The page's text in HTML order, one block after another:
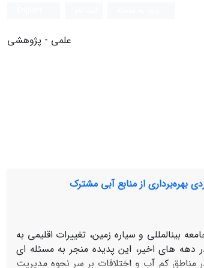
علمی - پژوهشی
بهره‌برداری از منابع آبی مشترک
و سیاره‏ زمین، تغییرات اقلیمی به
های اخیر، این پدیده منجر به مسئله ‏ای
مناطق کم ‏آب و اختلافات بر سر نحوه مدیریت